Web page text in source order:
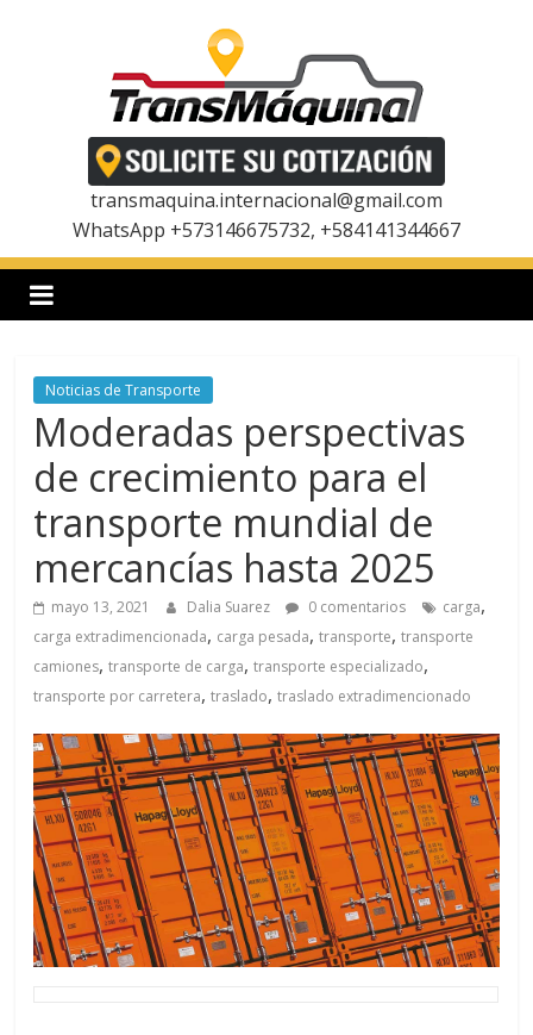
a
s
m
a
q
u
n
a
–
transmaquina.internacional@gmail.com
WhatsApp +573146675732, +584141344667
Noticias de Transporte
Moderadas perspectivas
de crecimiento para el
transporte mundial de
mercancías hasta 2025
mayo 13, 2021 Dalia Suarez 0 comentarios carga,
carga extradimencionada, carga pesada,transporte,transporte
camiones,transporte de carga,transporte especializado,
transporte por carretera,traslado,traslado extradimencionado